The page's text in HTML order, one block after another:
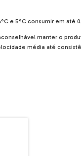
e 5°C consumir em até
manter o
média até